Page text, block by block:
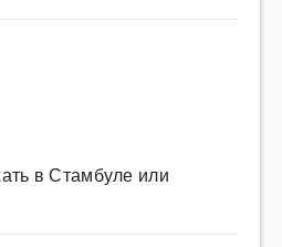
в Стамбуле или